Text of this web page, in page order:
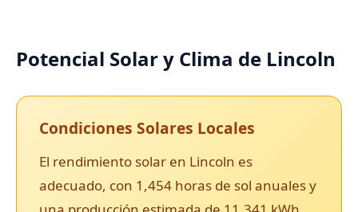
Potencial Solar y Clima de Lincoln
Condiciones Solares Locales
El rendimiento solar en Lincoln es
adecuado, con 1,454 horas de sol anuales y